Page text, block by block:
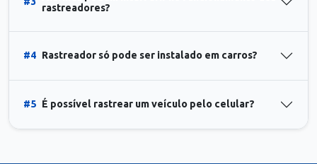
rastreadores?
#4 Rastreador só pode ser instalado em carros?
#5 É possível rastrear um veículo pelo celular?